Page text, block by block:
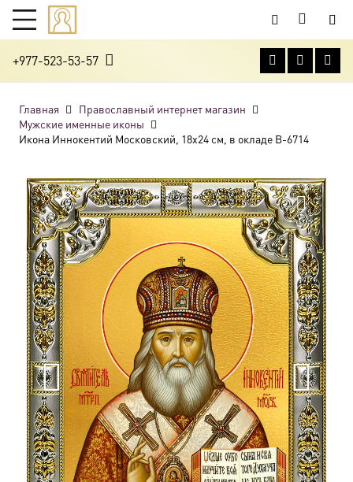
+977-523-53-57
Главная
Православный интернет магазин
Мужские именные иконы
Икона Иннокентий Московский, 18х24 см, в окладе B-6714